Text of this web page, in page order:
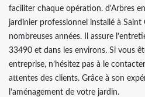
faciliter chaque opération. d'Arbres
jardinier professionnel installé à Saint
nombreuses années. Il assure
33490 et dans les environs. Si vous
entreprise, n’hésitez pas à le
attentes des clients. Grâce à son
l’aménagement de votre jardin.